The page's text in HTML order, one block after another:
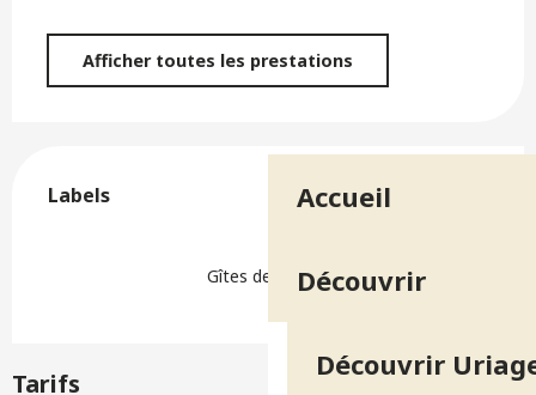
Accueil
Découvrir
Découvrir
Afficher toutes les prestations
Offres de prestations
Labels
Labels
Gîtes de France
Tarifs